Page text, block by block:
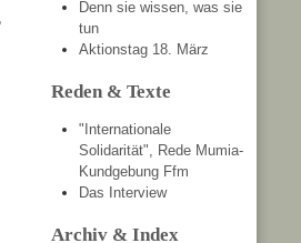
Denn sie wissen, was sie
tun
Aktionstag 18. März
Reden & Texte
"Internationale
Solidarität", Rede Mumia-
Kundgebung Ffm
Das Interview
Archiv & Index